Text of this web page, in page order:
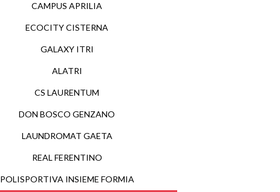
CAMPUS APRILIA
ECOCITY CISTERNA
GALAXY ITRI
ALATRI
CS LAURENTUM
DON BOSCO GENZANO
LAUNDROMAT GAETA
REAL FERENTINO
POLISPORTIVA INSIEME FORMIA